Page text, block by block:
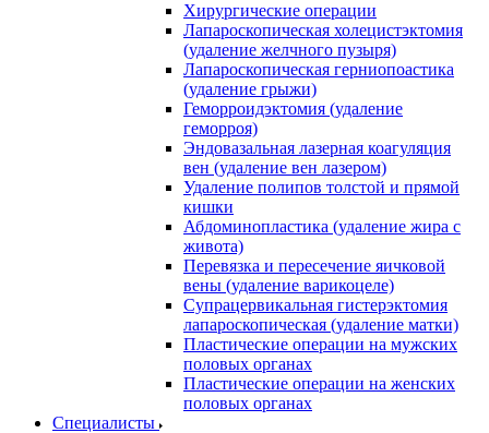
Хирургические операции
Лапароскопическая холецистэктомия
(удаление желчного пузыря)
Лапароскопическая герниопоастика
(удаление грыжи)
Геморроидэктомия (удаление
геморроя)
Эндовазальная лазерная коагуляция
вен (удаление вен лазером)
Удаление полипов толстой и прямой
кишки
Абдоминопластика (удаление жира с
живота)
Перевязка и пересечение яичковой
вены (удаление варикоцеле)
Супрацервикальная гистерэктомия
лапароскопическая (удаление матки)
Пластические операции на мужских
половых органах
Пластические операции на женских
половых органах
Специалисты